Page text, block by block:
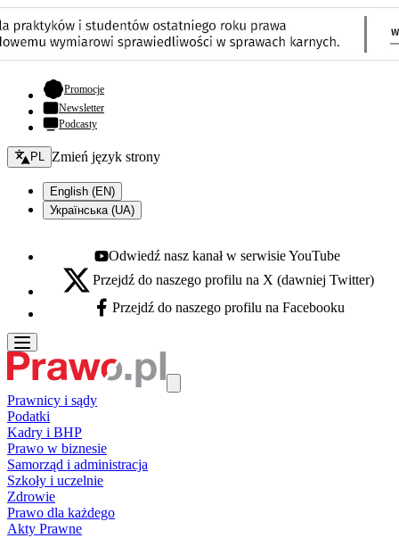
Promocje- otwiera się w nowej karcie
Newsletter
Podcasty
Zmień język - bieżący:
PL Zmień język strony
English (EN)
Українська (UA)
Youtube - otwiera się w nowej karcie
Odwiedź nasz kanał w serwisie YouTube
X - otwiera się w nowej karcie
Przejdź do naszego profilu na X (dawniej Twitter)
Facebook - otwiera się w nowej karcie
Przejdź do naszego profilu na Facebooku
Prawnicy i sądy
Podatki
Kadry i BHP
Prawo w biznesie
Samorząd i administracja
Szkoły i uczelnie
Zdrowie
Prawo dla każdego
Akty Prawne